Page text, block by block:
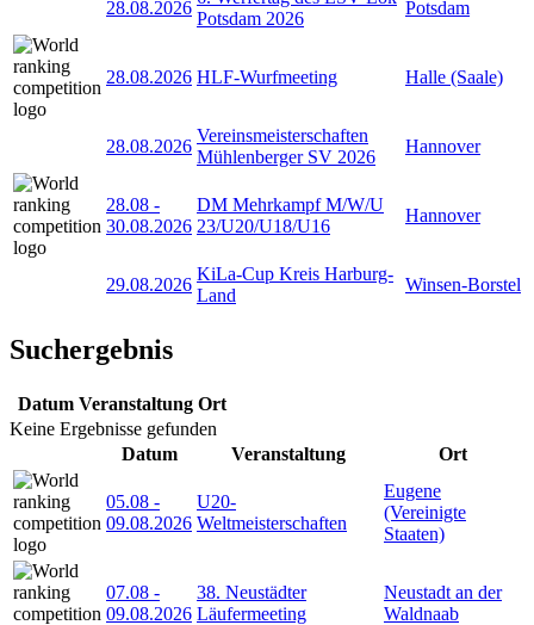
28.08.2026
Potsdam 2026
Potsdam
28.08.2026 HLF-Wurfmeeting Halle (Saale)
28.08.2026
Vereinsmeisterschaften
Mühlenberger SV 2026
Hannover
28.08 -
30.08.2026
DM Mehrkampf M/W/U
23/U20/U18/U16
Hannover
29.08.2026
KiLa-Cup Kreis Harburg-
Land
Winsen-Borstel
Suchergebnis
Datum Veranstaltung Ort
Keine Ergebnisse gefunden
Datum
Veranstaltung Ort
05.08 -
09.08.2026
U20-
Weltmeisterschaften
Eugene
(Vereinigte
Staaten)
07.08 -
09.08.2026
38. Neustädter
Läufermeeting
Neustadt an der
Waldnaab